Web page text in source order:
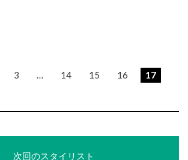
3 … 14 15 16 17
次回のスタイリスト